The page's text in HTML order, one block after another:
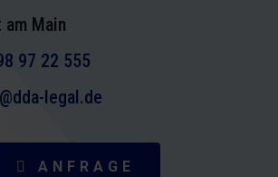
Main
97 22 555
legal.de
ANFRAGE